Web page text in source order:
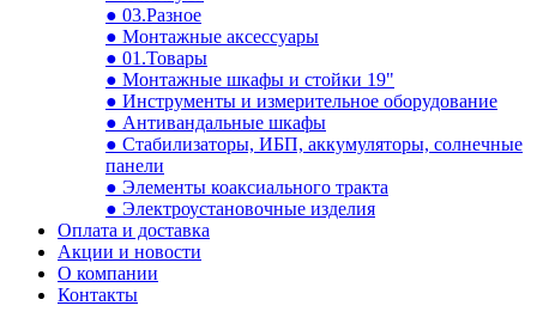
● 03.Разное
● Монтажные аксессуары
● 01.Товары
● Монтажные шкафы и стойки 19"
● Инструменты и измерительное оборудование
● Антивандальные шкафы
● Стабилизаторы, ИБП, аккумуляторы, солнечные
панели
● Элементы коаксиального тракта
● Электроустановочные изделия
Оплата и доставка
Акции и новости
О компании
Контакты